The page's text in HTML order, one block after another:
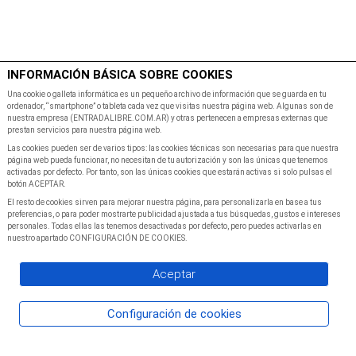
Inicio Programacion
INFORMACIÓN BÁSICA SOBRE COOKIES
Una cookie o galleta informática es un pequeño archivo de información que se guarda en tu
ordenador, “smartphone” o tableta cada vez que visitas nuestra página web. Algunas son de
nuestra empresa (ENTRADALIBRE.COM.AR) y otras pertenecen a empresas externas que
prestan servicios para nuestra página web.
Las cookies pueden ser de varios tipos: las cookies técnicas son necesarias para que nuestra
página web pueda funcionar, no necesitan de tu autorización y son las únicas que tenemos
activadas por defecto. Por tanto, son las únicas cookies que estarán activas si solo pulsas el
botón ACEPTAR.
El resto de cookies sirven para mejorar nuestra página, para personalizarla en base a tus
preferencias, o para poder mostrarte publicidad ajustada a tus búsquedas, gustos e intereses
personales. Todas ellas las tenemos desactivadas por defecto, pero puedes activarlas en
nuestro apartado CONFIGURACIÓN DE COOKIES.
Aceptar
Configuración de cookies